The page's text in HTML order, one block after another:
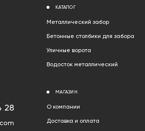
КАТАЛОГ
Металлический забор
Бетонные столбики для забора
Уличные ворота
Водосток металлический
МАГАЗИН
О компании
Доставка и оплата
28